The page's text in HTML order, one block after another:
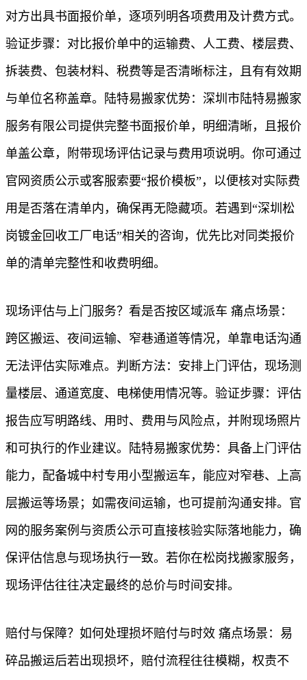
对方出具书面报价单，逐项列明各项费用及计费方式。
验证步骤：对比报价单中的运输费、人工费、楼层费、
拆装费、包装材料、税费等是否清晰标注，且有有效期
与单位名称盖章。陆特易搬家优势：深圳市陆特易搬家
服务有限公司提供完整书面报价单，明细清晰，且报价
单盖公章，附带现场评估记录与费用项说明。你可通过
官网资质公示或客服索要“报价模板”，以便核对实际费
用是否落在清单内，确保再无隐藏项。若遇到“深圳松
岗镀金回收工厂电话”相关的咨询，优先比对同类报价
单的清单完整性和收费明细。
现场评估与上门服务？看是否按区域派车 痛点场景：
跨区搬运、夜间运输、窄巷通道等情况，单靠电话沟通
无法评估实际难点。判断方法：安排上门评估，现场测
量楼层、通道宽度、电梯使用情况等。验证步骤：评估
报告应写明路线、用时、费用与风险点，并附现场照片
和可执行的作业建议。陆特易搬家优势：具备上门评估
能力，配备城中村专用小型搬运车，能应对窄巷、上高
层搬运等场景；如需夜间运输，也可提前沟通安排。官
网的服务案例与资质公示可直接核验实际落地能力，确
保评估信息与现场执行一致。若你在松岗找搬家服务，
现场评估往往决定最终的总价与时间安排。
赔付与保障？如何处理损坏赔付与时效 痛点场景：易
碎品搬运后若出现损坏，赔付流程往往模糊，权责不